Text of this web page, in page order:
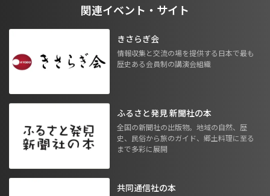
関連イベント・サイト
きさらぎ会
情報収集と交流の場を提供する日本で最も
歴史ある会員制の講演会組織
ふるさと発見 新聞社の本
全国の新聞社の出版物。地域の自然、歴
史、民俗から旅のガイド、郷土料理に至る
まで多彩に展開
共同通信社の本